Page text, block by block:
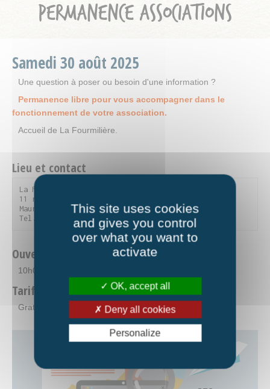
PERMANENCE ASSOCIATIONS
Samedi30 août 2025
Une question à poser ou besoin d'une information ?
Permanence libre pour vous accompagner dans le
fonctionnement de votre association.
Accueil de La Fourmilière.
Lieu et contact
La Fourmilière
11 rue du Parc de la Vanoise - 73300 Saint-Jean-de-
Maurienne
Tel. 04 79 59 90 56
Ouverture
10h00-12h00
Tarifs
Gratuit
This site uses cookies
and gives you control
over what you want to
activate
OK, accept all
Deny all cookies
Personalize